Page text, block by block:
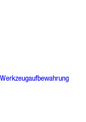
Werkzeugaufbewahrung